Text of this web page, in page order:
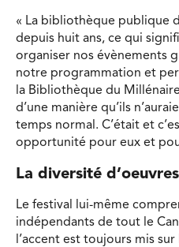
« La bibliothèque publique
depuis huit ans, ce qui
organiser nos évènements
notre programmation et
la Bibliothèque du
d’une manière qu’ils
temps normal. C’était et
opportunité pour eux et
La diversité d’oeuvres
Le festival lui-même
indépendants de tout le
l’accent est toujours mis